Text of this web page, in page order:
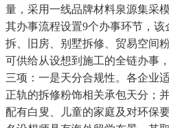
量，采用一线品牌材料泉源集采
其办事流程设置9个办事环节，
拆、旧房、别墅拆修、贸易空间
可供给从设想到施工的全链办事
三项：一是天分合规性。各企业
正轨的拆修粉饰相关承包天分；
配有白叟、儿童的家庭及对环保